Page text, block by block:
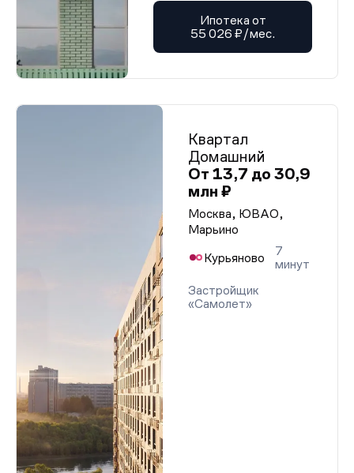
Ипотека от
55 026 ₽/мес.
Квартал
Домашний
От 13,7 до 30,9
млн ₽
Москва, ЮВАО,
Марьино
Курьяново
7
минут
Застройщик
«Самолет»